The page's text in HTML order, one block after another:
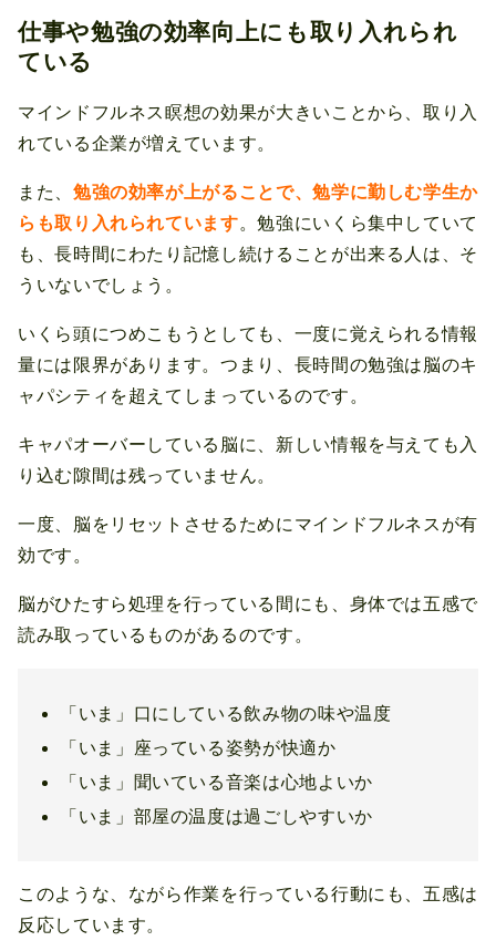
仕事や勉強の効率向上にも取り入れられ
ている
マインドフルネス瞑想の効果が大きいことから、取り入
れている企業が増えています。
また、 勉強の効率が上がることで、勉学に勤しむ学生か
らも取り入れられています。勉強にいくら集中していて
も、長時間にわたり記憶し続けることが出来る人は、そ
ういないでしょう。
いくら頭につめこもうとしても、一度に覚えられる情報
量には限界があります。つまり、長時間の勉強は脳のキ
ャパシティを超えてしまっているのです。
キャパオーバーしている脳に、新しい情報を与えても入
り込む隙間は残っていません。
一度、脳をリセットさせるためにマインドフルネスが有
効です。
脳がひたすら処理を行っている間にも、身体では五感で
読み取っているものがあるのです。
「いま」口にしている飲み物の味や温度
「いま」座っている姿勢が快適か
「いま」聞いている音楽は心地よいか
「いま」部屋の温度は過ごしやすいか
このような、ながら作業を行っている行動にも、五感は
反応しています。